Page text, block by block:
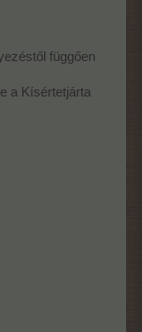
függően
a Kísértetjárta